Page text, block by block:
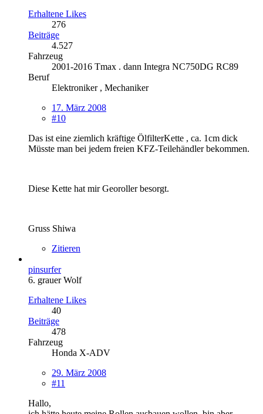
Erhaltene Likes
276
Beiträge
4.527
Fahrzeug
2001-2016 Tmax . dann Integra NC750DG RC89
Beruf
Elektroniker , Mechaniker
17. März 2008
#10
Das ist eine ziemlich kräftige ÖlfilterKette , ca. 1cm dick
Müsste man bei jedem freien KFZ-Teilehändler bekommen.
Diese Kette hat mir Georoller besorgt.
Gruss Shiwa
Zitieren
pinsurfer
6. grauer Wolf
Erhaltene Likes
40
Beiträge
478
Fahrzeug
Honda X-ADV
29. März 2008
#11
Hallo,